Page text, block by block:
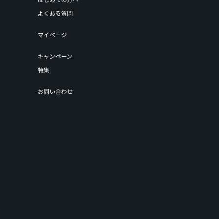
よくある質問
マイページ
キャンペーン
特集
お問い合わせ